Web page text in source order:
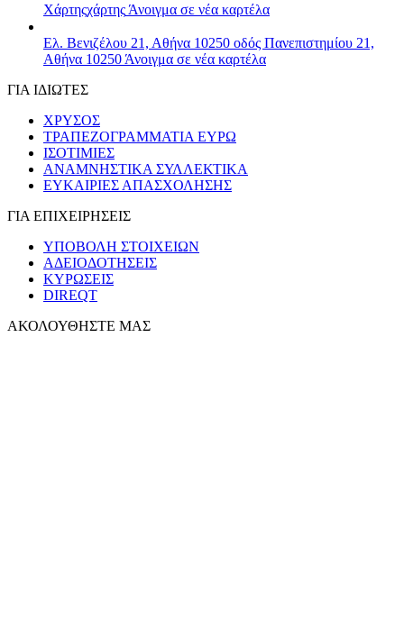
Χάρτηςχάρτης Άνοιγμα σε νέα καρτέλα
Ελ. Βενιζέλου 21, Αθήνα 10250 οδός Πανεπιστημίου 21,
Αθήνα 10250 Άνοιγμα σε νέα καρτέλα
ΓΙΑ ΙΔΙΩΤΕΣ
ΧΡΥΣΟΣ
ΤΡΑΠΕΖΟΓΡΑΜΜΑΤΙΑ ΕΥΡΩ
ΙΣΟΤΙΜΙΕΣ
ΑΝΑΜΝΗΣΤΙΚΑ ΣΥΛΛΕΚΤΙΚΑ
ΕΥΚΑΙΡΙΕΣ ΑΠΑΣΧΟΛΗΣΗΣ
ΓΙΑ ΕΠΙΧΕΙΡΗΣΕΙΣ
ΥΠΟΒΟΛΗ ΣΤΟΙΧΕΙΩΝ
ΑΔΕΙΟΔΟΤΗΣΕΙΣ
ΚΥΡΩΣΕΙΣ
DIREQT
ΑΚΟΛΟΥΘΗΣΤΕ ΜΑΣ